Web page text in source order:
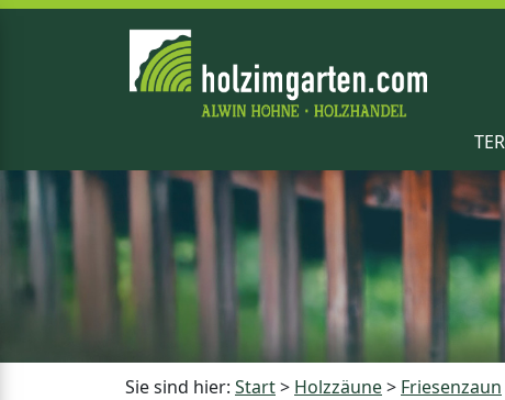
Sie sind hier: Start> Holzzäune> Friesenzaun